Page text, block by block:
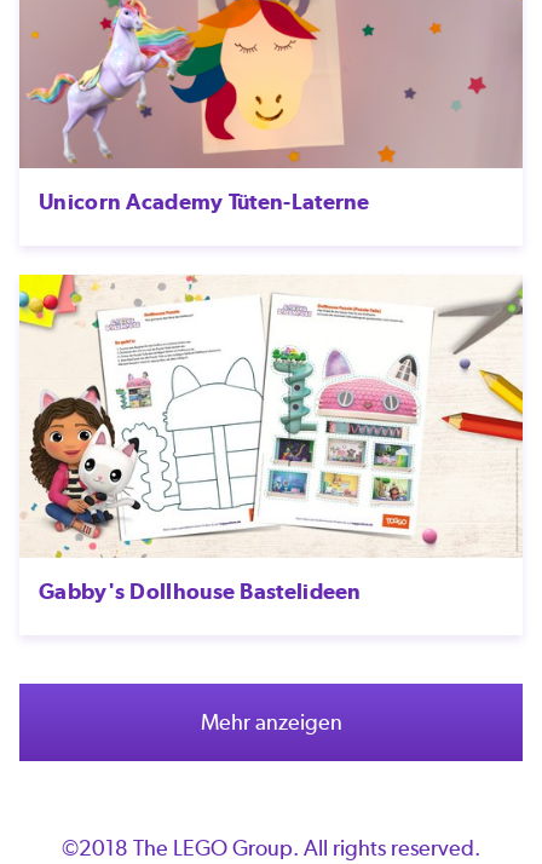
Unicorn Academy Tüten-Laterne
Gabby's Dollhouse Bastelideen
Mehr anzeigen
©2018 The LEGO Group. All rights reserved.